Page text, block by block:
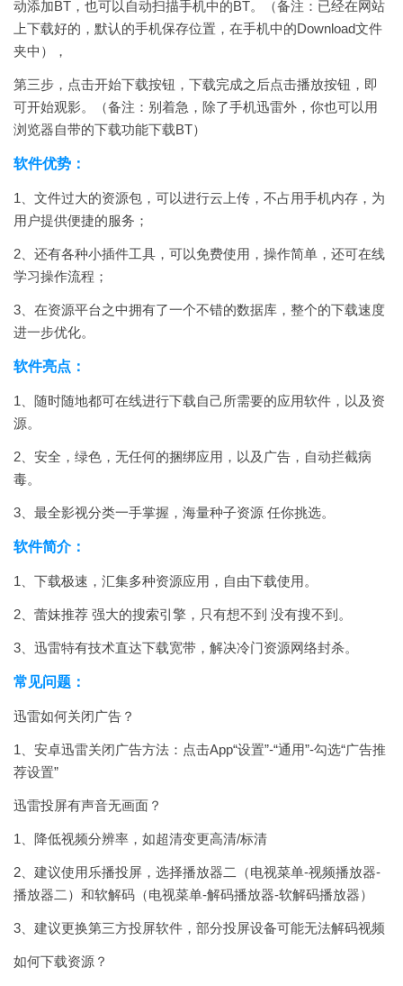
动添加BT，也可以自动扫描手机中的BT。（备注：已经在网站
上下载好的，默认的手机保存位置，在手机中的Download文件
夹中），
第三步，点击开始下载按钮，下载完成之后点击播放按钮，即
可开始观影。（备注：别着急，除了手机迅雷外，你也可以用
浏览器自带的下载功能下载BT）
软件优势：
1、文件过大的资源包，可以进行云上传，不占用手机内存，为
用户提供便捷的服务；
2、还有各种小插件工具，可以免费使用，操作简单，还可在线
学习操作流程；
3、在资源平台之中拥有了一个不错的数据库，整个的下载速度
进一步优化。
软件亮点：
1、随时随地都可在线进行下载自己所需要的应用软件，以及资
源。
2、安全，绿色，无任何的捆绑应用，以及广告，自动拦截病
毒。
3、最全影视分类一手掌握，海量种子资源 任你挑选。
软件简介：
1、下载极速，汇集多种资源应用，自由下载使用。
2、蕾妹推荐 强大的搜索引擎，只有想不到 没有搜不到。
3、迅雷特有技术直达下载宽带，解决冷门资源网络封杀。
常见问题：
迅雷如何关闭广告？
1、安卓迅雷关闭广告方法：点击App“设置”-“通用”-勾选“广告推
荐设置”
迅雷投屏有声音无画面？
1、降低视频分辨率，如超清变更高清/标清
2、建议使用乐播投屏，选择播放器二（电视菜单-视频播放器-
播放器二）和软解码（电视菜单-解码播放器-软解码播放器）
3、建议更换第三方投屏软件，部分投屏设备可能无法解码视频
如何下载资源？